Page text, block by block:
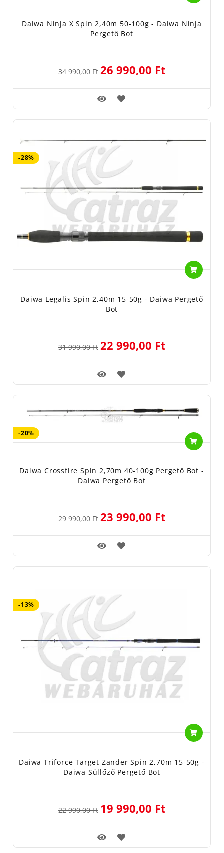
Daiwa Ninja X Spin 2,40m 50-100g - Daiwa Ninja
Pergető Bot
34 990,00 Ft 26 990,00 Ft
-28%
Daiwa Legalis Spin 2,40m 15-50g - Daiwa Pergető
Bot
31 990,00 Ft 22 990,00 Ft
-20%
Daiwa Crossfire Spin 2,70m 40-100g Pergető Bot -
Daiwa Pergető Bot
29 990,00 Ft 23 990,00 Ft
-13%
Daiwa Triforce Target Zander Spin 2,70m 15-50g -
Daiwa Süllőző Pergető Bot
22 990,00 Ft 19 990,00 Ft